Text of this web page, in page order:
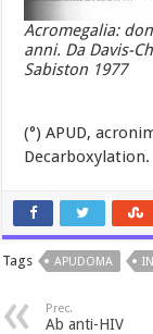
Acromegalia:
anni. Da Davis-
Sabiston 1977
(°) APUD,
Decarboxylation.
Tags APUDOMA
Prec.
Ab anti-HIV